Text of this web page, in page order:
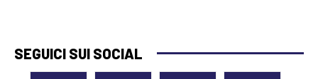
SEGUICI SUI SOCIAL